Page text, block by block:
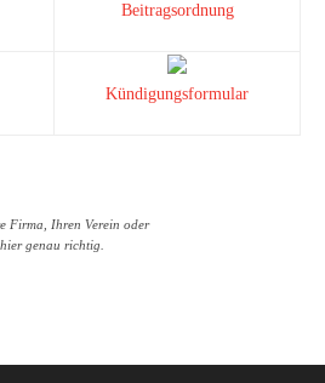
Beitragsordnung
Kündigungsformular
Firma, Ihren Verein oder
genau richtig.